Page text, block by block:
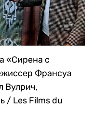
«Сирена с
Франсуа
Вулрич,
/ Les Films du